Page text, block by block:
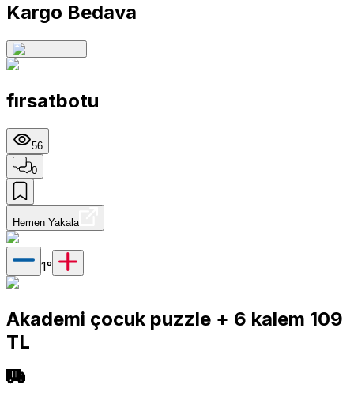
Kargo Bedava
fırsatbotu
56
0
Hemen Yakala
1°
Akademi çocuk puzzle + 6 kalem 109
TL